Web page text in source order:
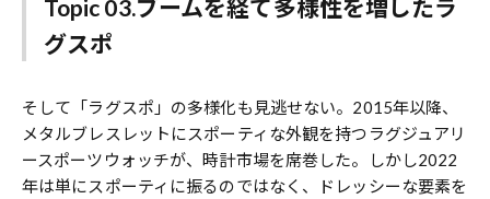
Topic 03.ブームを経て多様性を増したラ
グスポ
そして「ラグスポ」の多様化も見逃せない。2015年以降、
メタルブレスレットにスポーティな外観を持つラグジュアリ
ースポーツウォッチが、時計市場を席巻した。しかし2022
年は単にスポーティに振るのではなく、ドレッシーな要素を